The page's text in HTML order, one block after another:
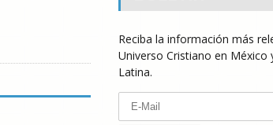
Reciba la información más
Universo Cristiano en México
Latina.